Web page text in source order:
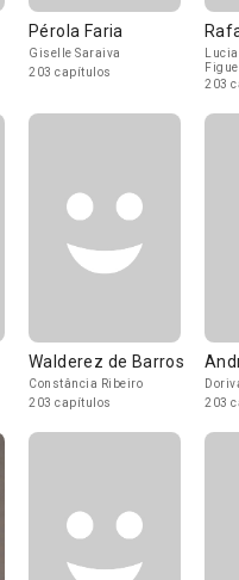
Pérola Faria
Giselle Saraiva
203 capítulos
203
Walderez de Barros
Constância Ribeiro
203 capítulos
203